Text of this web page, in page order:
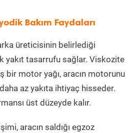
Bakım Faydaları
üreticisinin belirlediği
yakıt tasarrufu sağlar. Viskozite
bir motor yağı, aracın motorunu
az yakıta ihtiyaç hisseder.
üst düzeyde kalır.
aracın saldığı egzoz